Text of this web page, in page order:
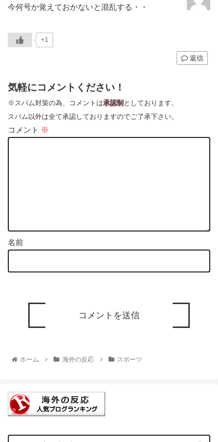
今何号か覚えておかないと混乱する・・
+1
返信
気軽にコメントください！
※スパム対策の為、コメントは承認制 としております。
スパム以外は全て承認しておりますのでご了承下さい。
コメント ※
名前
ホーム 海外の反応 スポーツ